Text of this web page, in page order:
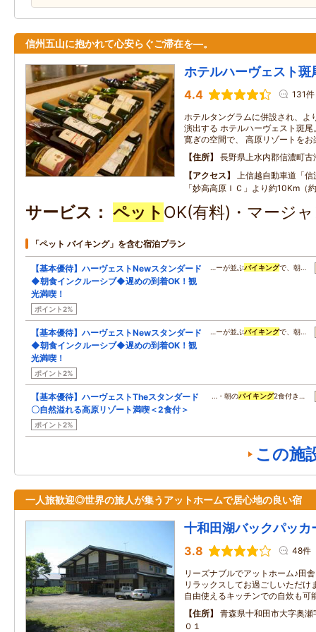
信州五山に抱かれて心安らぐご滞在を―。
ホテルハーヴェスト斑
4.4 131件
ホテルタングラムに併設され、よ
演出する ホテルハーヴェスト斑
寛ぎの空間で、 高原リゾートを
住所
長野県上水内郡信濃町古
アクセス
上信越自動車道「
「妙高高原ＩＣ」より約10Km（
サービス ペット OK(有料)・マージ
「ペット バイキング」を含む宿泊プラン
【基本優待】ハーヴェストNewスタンダード
◆朝食インクルーシブ◆遅めの到着OK！観
光満喫！
ポイント2%
…ーが並ぶバイキングで、朝…
【基本優待】ハーヴェストNewスタンダード
◆朝食インクルーシブ◆遅めの到着OK！観
光満喫！
ポイント2%
…ーが並ぶバイキングで、朝…
【基本優待】ハーヴェストTheスタンダード
〇自然溢れる高原リゾート満喫＜2食付＞
ポイント2%
…・朝のバイキング2食付き…
この施
一人旅歓迎◎世界の旅人が集うアットホームで居心地の良い宿
十和田湖バックパッカ
3.8 48件
リーズナブルでアットホーム♪田
リラックスしてお過ごしいただけ
自由使えるキッチンでの自炊も
住所
青森県十和田市大字奥
０１